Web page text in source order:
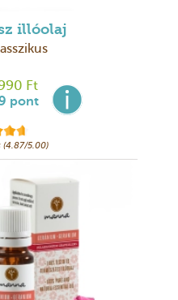
illóolaj
Ft
pont
(4.87/5.00)